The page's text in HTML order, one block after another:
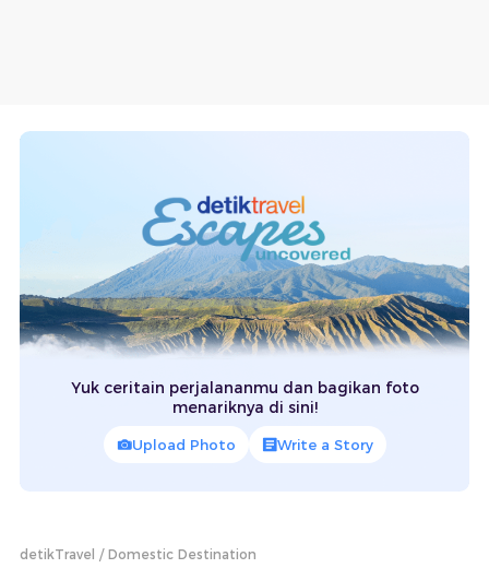
Yuk ceritain perjalananmu dan bagikan foto
menariknya di sini!
Upload Photo Write a Story
detikTravel Domestic Destination